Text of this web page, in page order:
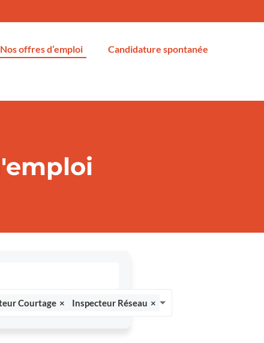
Nos offres d’emploi Candidature spontanée
Courtage × Inspecteur Réseau ×